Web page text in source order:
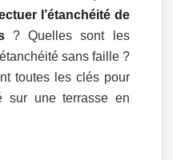
l’étanchéité de
? Quelles sont les
sans faille ?
toutes les clés pour
sur une terrasse en